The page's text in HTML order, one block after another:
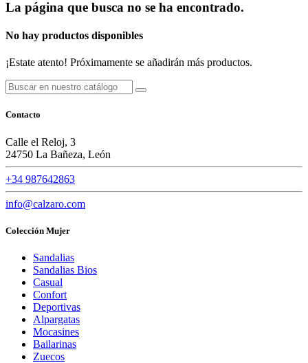
La página que busca no se ha encontrado.
No hay productos disponibles
¡Estate atento! Próximamente se añadirán más productos.
Contacto
Calle el Reloj, 3
24750 La Bañeza, León
+34 987642863
info@calzaro.com
Colección Mujer
Sandalias
Sandalias Bios
Casual
Confort
Deportivas
Alpargatas
Mocasines
Bailarinas
Zuecos